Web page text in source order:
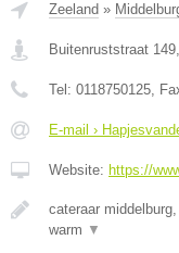
Zeeland »
Buitenruststraat 149,
Tel: 0118750125,
E-mail ›
Website: https://
cateraar
warm ▼